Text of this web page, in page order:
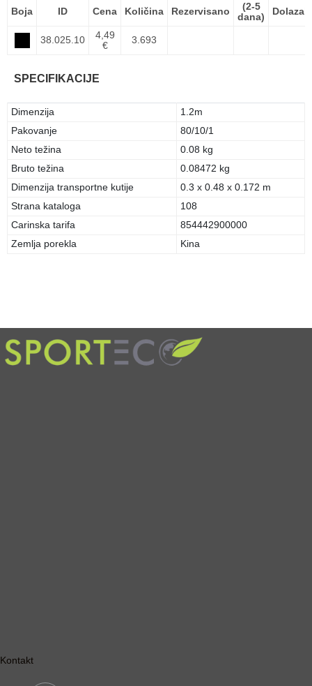
Boja ID Cena Količina Rezervisano
(2-5
dana)
Dolazak
38.025.10
4,49
€
3.693
SPECIFIKACIJE
Dimenzija
1.2m
Pakovanje
80/10/1
Neto težina
0.08 kg
Bruto težina
0.08472 kg
Dimenzija transportne kutije
0.3 x 0.48 x 0.172 m
Strana kataloga
108
Carinska tarifa
854442900000
Zemlja porekla
Kina
Kontakt